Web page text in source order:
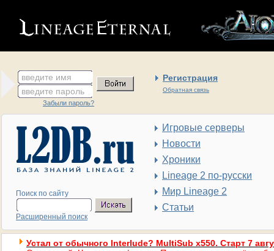
введите имя Регистрация
Обратная связь
введите пароль
Забыли пароль?
Поиск по сайту
Расширенный поиск
Игровые серверы
Новости
Хроники
Lineage 2 по-русски
Мир Lineage 2
Статьи
Устал от обычного Interlude? MultiSub x550. Старт 7